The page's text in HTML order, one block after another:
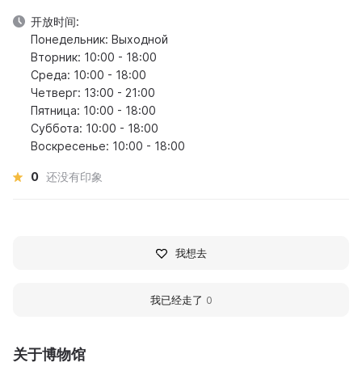
关于博物馆
开放时间:
Понедельник: Выходной
Вторник: 10:00 - 18:00
Среда: 10:00 - 18:00
Четверг: 13:00 - 21:00
Пятница: 10:00 - 18:00
Суббота: 10:00 - 18:00
Воскресенье: 10:00 - 18:00
0 还没有印象
我想去
我已经走了 0